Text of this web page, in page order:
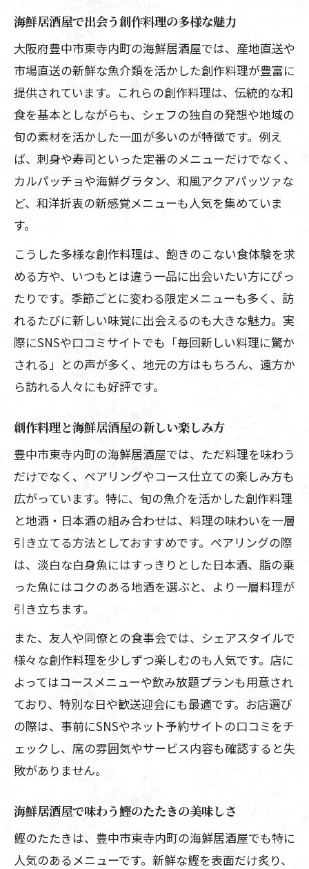
海鮮居酒屋で出会う創作料理の多様な魅力
大阪府豊中市東寺内町の海鮮居酒屋では、産地直送や
市場直送の新鮮な魚介類を活かした創作料理が豊富に
提供されています。これらの創作料理は、伝統的な和
食を基本としながらも、シェフの独自の発想や地域の
旬の素材を活かした一皿が多いのが特徴です。例え
ば、刺身や寿司といった定番のメニューだけでなく、
カルパッチョや海鮮グラタン、和風アクアパッツァな
ど、和洋折衷の新感覚メニューも人気を集めていま
す。
こうした多様な創作料理は、飽きのこない食体験を求
める方や、いつもとは違う一品に出会いたい方にぴっ
たりです。季節ごとに変わる限定メニューも多く、訪
れるたびに新しい味覚に出会えるのも大きな魅力。実
際にSNSや口コミサイトでも「毎回新しい料理に驚か
される」との声が多く、地元の方はもちろん、遠方か
ら訪れる人々にも好評です。
創作料理と海鮮居酒屋の新しい楽しみ方
豊中市東寺内町の海鮮居酒屋では、ただ料理を味わう
だけでなく、ペアリングやコース仕立ての楽しみ方も
広がっています。特に、旬の魚介を活かした創作料理
と地酒・日本酒の組み合わせは、料理の味わいを一層
引き立てる方法としておすすめです。ペアリングの際
は、淡白な白身魚にはすっきりとした日本酒、脂の乗
った魚にはコクのある地酒を選ぶと、より一層料理が
引き立ちます。
また、友人や同僚との食事会では、シェアスタイルで
様々な創作料理を少しずつ楽しむのも人気です。店に
よってはコースメニューや飲み放題プランも用意され
ており、特別な日や歓送迎会にも最適です。お店選び
の際は、事前にSNSやネット予約サイトの口コミをチ
ェックし、席の雰囲気やサービス内容も確認すると失
敗がありません。
海鮮居酒屋で味わう鰹のたたきの美味しさ
鰹のたたきは、豊中市東寺内町の海鮮居酒屋でも特に
人気のあるメニューです。新鮮な鰹を表面だけ炙り、